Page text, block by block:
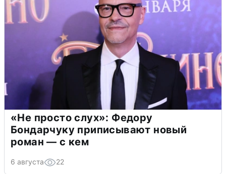
«Не просто слух»: Федору
Бондарчуку приписывают новый
роман — с кем
6 августа 22